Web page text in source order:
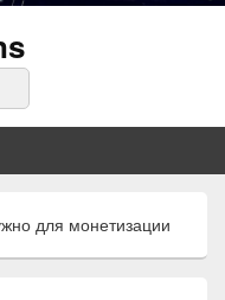
для монетизации